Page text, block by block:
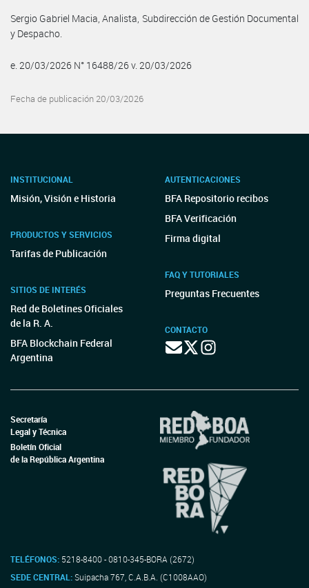
Sergio Gabriel Macia, Analista, Subdirección de Gestión Documental
y Despacho.
e. 20/03/2026 N° 16488/26 v. 20/03/2026
Fecha de publicación 20/03/2026
INSTITUCIONAL
Misión, Visión e Historia
PRODUCTOS Y SERVICIOS
Tarifas de Publicación
SITIOS DE INTERÉS
Red de Boletines Oficiales
de la R. A.
BFA Blockchain Federal
Argentina
AUTENTICACIONES
BFA Repositorio recibos
BFA Verificación
Firma digital
FAQ Y TUTORIALES
Preguntas Frecuentes
CONTACTO
Secretaría
Legal y Técnica
Boletín Oficial
de la República Argentina
TELÉFONOS: 5218-8400 - 0810-345-BORA (2672)
SEDE CENTRAL:Suipacha 767, C.A.B.A. (C1008AAO)